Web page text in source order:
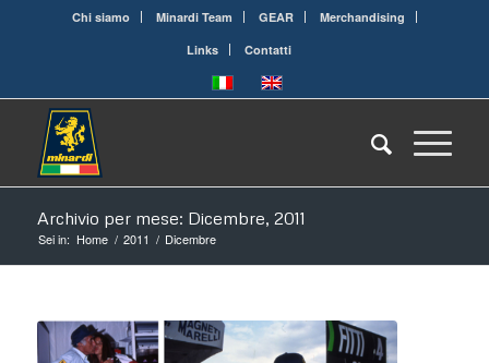
Chi siamo Minardi Team GEAR
Merchandising
Links
Contatti
Archivio per mese: Dicembre, 2011
Sei in: Home / 2011 / Dicembre